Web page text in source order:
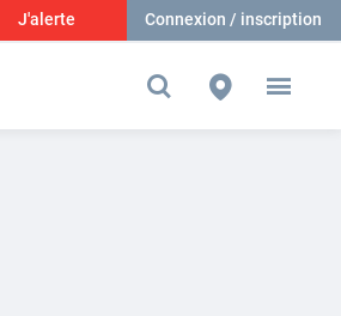
J'alerte Connexion / inscription